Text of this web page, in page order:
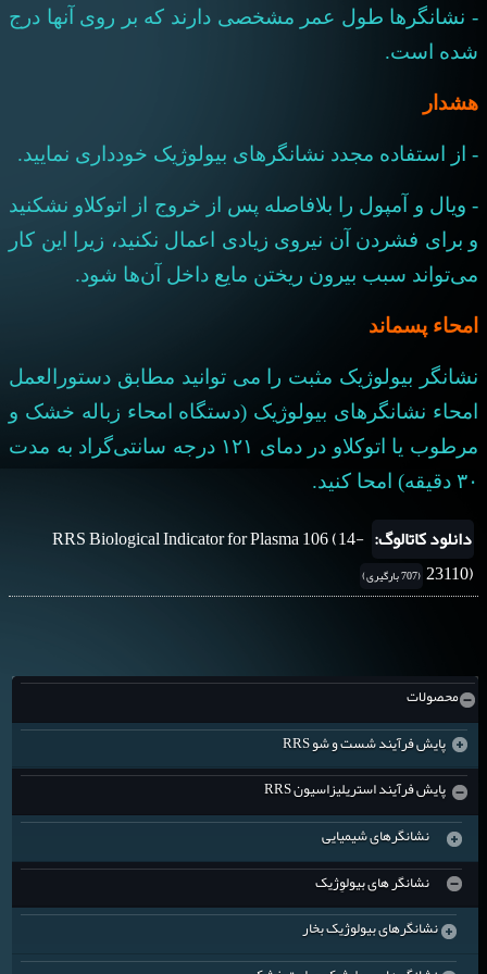
- نشانگرها طول عمر مشخصی دارند که بر روی آنها درج
شده است.
هشدار
- از استفاده مجدد نشانگرهای بیولوژیک خودداری نمایید.
- ویال و آمپول را بلافاصله پس از خروج از اتوکلاو نشکنید
و برای فشردن آن نیروی زیادی اعمال نکنید، زیرا این کار
می‌تواند سبب بیرون ریختن مایع داخل آنها شود.
امحاء پسماند
نشانگر بیولوژیک مثبت را می توانید مطابق دستورالعمل
امحاء نشانگرهای بیولوژیک (دستگاه امحاء زباله خشک و
مرطوب یا اتوکلاو در دمای ۱۲۱ درجه سانتی‌گراد به مدت
۳۰ دقیقه) امحا کنید.
دانلود کاتالوگ: RRS Biological Indicator for Plasma 106 (14-
23110) (707 بارگیری)
محصولات
پایش فرآیند شست و شو RRS
پروتئین تست (۴۱۱۱۰-۱۴)
هموتست (۴۲۱۱۰-۱۴)
سونو چک (۸۲۱۱۰-۱۴)
پایش فرآیند استریلیزاسیون RRS
نشانگرهای شیمیایی
نشانگرهای شیمیایی بخار
نشانگر شیمیایی بخار - تایپ ۶
نشانگرهای شیمیایی اتیلن اکساید
نشانگر های بیولوِژيک
نشانگرهای بیولوژیک بخار